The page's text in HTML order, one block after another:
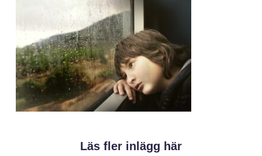
Läs fler inlägg här